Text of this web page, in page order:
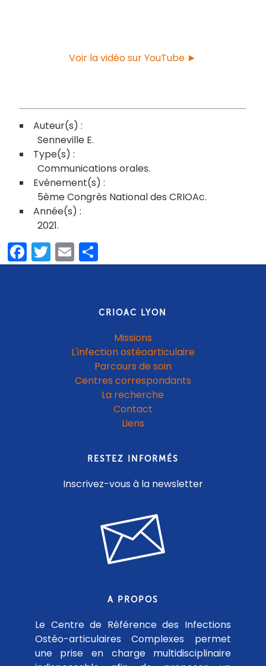
Voir la vidéo sur YouTube ►
Senneville E
Communications orales
5ème Congrès National des CRIOAc
2021
Facebook
Twitter
EmailPartager
CRIOAC LYON
Missions
L'infection ostéoarticulaire
Parcours de soin
Centres correspondants
La recherche
Contact
Liens
RESTEZ INFORMÉS
Inscrivez-vous à la newsletter
A PROPOS
Le Centre de Référence des Infections
Ostéo-articulaires Complexes permet
une prise en charge multidisciplinaire